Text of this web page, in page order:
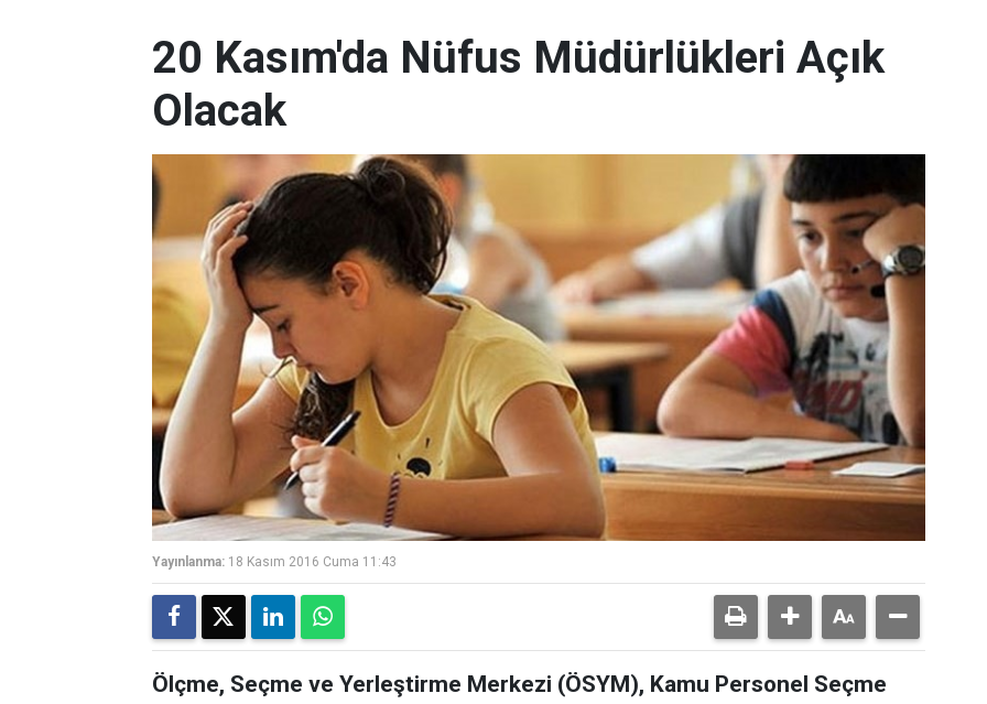
20 Kasım'da Nüfus Müdürlükleri Açık
Olacak
Yayınlanma: 18 Kasım 2016 Cuma 11:43
Ölçme, Seçme ve Yerleştirme Merkezi (ÖSYM), Kamu Personel Seçme